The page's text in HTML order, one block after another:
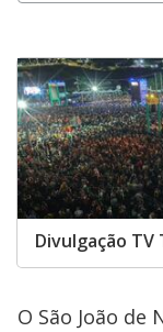
Divulgação TV
O São João